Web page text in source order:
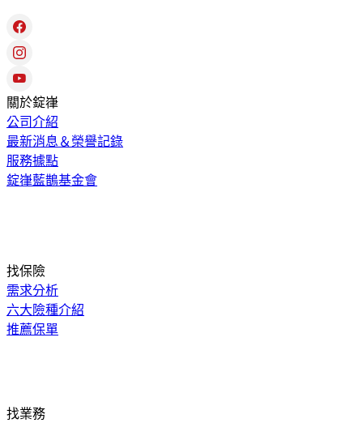
關於錠嵂
公司介紹
最新消息＆榮譽記錄
服務據點
錠嵂藍鵲基金會
找保險
需求分析
六大險種介紹
推薦保單
找業務